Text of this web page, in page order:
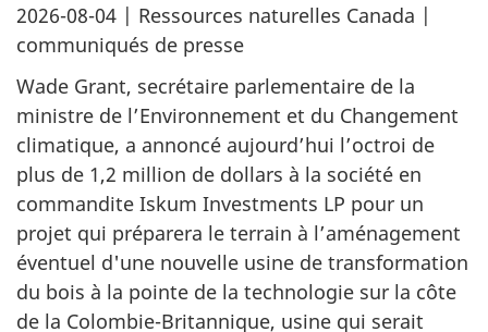
2026-08-04 | Ressources naturelles Canada |
communiqués de presse
Wade Grant, secrétaire parlementaire de la
ministre de l’Environnement et du Changement
climatique, a annoncé aujourd’hui l’octroi de
plus de 1,2 million de dollars à la société en
commandite Iskum Investments LP pour un
projet qui préparera le terrain à l’aménagement
éventuel d'une nouvelle usine de transformation
du bois à la pointe de la technologie sur la côte
de la Colombie-Britannique, usine qui serait